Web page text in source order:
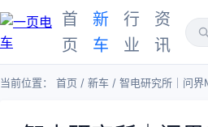
首
页
新
车
行
业
资
讯
当前位置： 首页 / 新车 / 智电研究所｜问